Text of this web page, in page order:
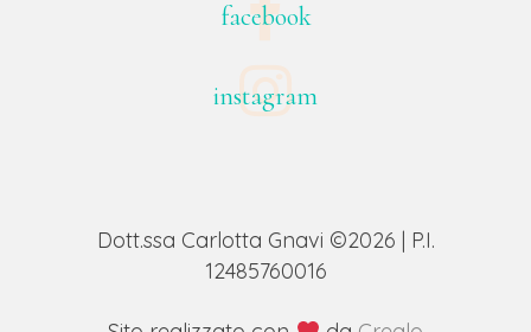
facebook
instagram
Dott.ssa Carlotta Gnavi ©2026 | P.I.
12485760016